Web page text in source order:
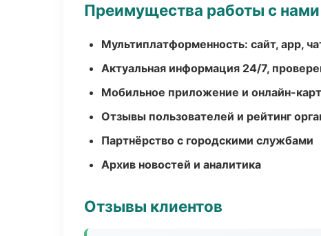
Преимущества работы с нами
Мультиплатформенность: сайт, app,
Актуальная информация 24/7,
Мобильное приложение и онлайн-
Отзывы пользователей и рейтинг
Партнёрство с городскими службами
Архив новостей и аналитика
Отзывы клиентов